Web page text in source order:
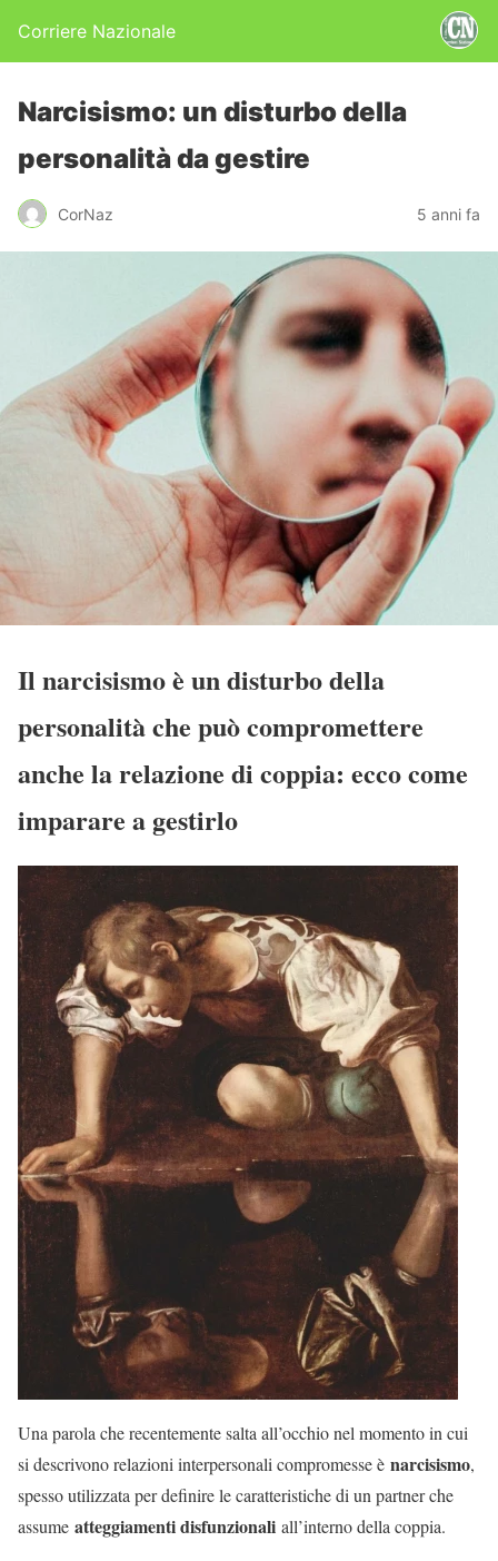
Corriere Nazionale
Narcisismo: un disturbo della
personalità da gestire
CorNaz 5 anni fa
Il narcisismo è un disturbo della
personalità che può compromettere
anche la relazione di coppia: ecco come
imparare a gestirlo
Una parola che recentemente salta all’occhio nel momento in cui
si descrivono relazioni interpersonali compromesse è narcisismo,
spesso utilizzata per definire le caratteristiche di un partner che
assume atteggiamenti disfunzionali all’interno della coppia.